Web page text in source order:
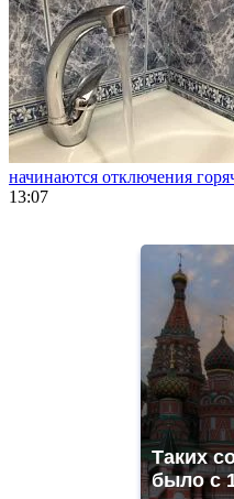
начинаются отключения
13:07
https://gradewatches.to/
Таких
было с